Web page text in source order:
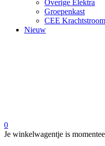
Overige Elektra
Groepenkast
CEE Krachtstroom
Nieuw
0
Je winkelwagentje is